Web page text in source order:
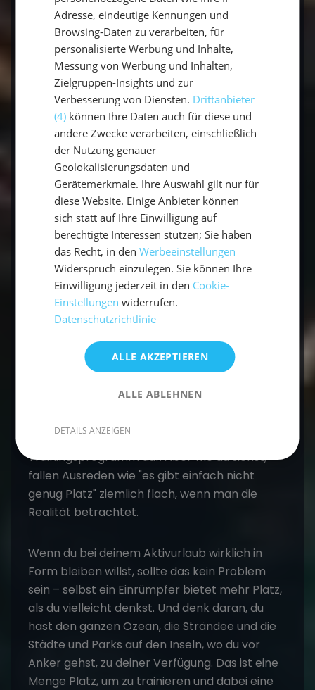
Es ist leicht, das Offensichtliche manchmal zu
vergessen – aber denk daran, nur weil du eine
längere Zeit auf einer Yacht verbringst,
bedeutet das nicht, dass du jeden Tag dein
Training an Bord absolvieren musst.
Wahrscheinlich wirst du während deinem
Sporturlaub am Meer an mehreren Orten vor
Anker gehen. Während dieser Pausen an Land
gibt es für Sie alle möglichen Gelegenheiten,
um zu trainieren. Mach einen Stadtrundgang
oder eine Wanderung in einem Nationalpark.
Fahr Fahrrad oder spiel eine Partie Volleyball.
Fazit: Sport treiben während dem
Segelurlaub Mittelmeer ist einfacher als du
Yachten unternehmen, geben ihr
Trainingsprogramm auf. Aber wie du siehst,
fallen Ausreden wie "es gibt einfach nicht
genug Platz" ziemlich flach, wenn man die
Realität betrachtet.
Wenn du bei deinem Aktivurlaub wirklich in
Form bleiben willst, sollte das kein Problem
sein – selbst ein Einrümpfer bietet mehr Platz,
als du vielleicht denkst. Und denk daran, du
hast den ganzen Ozean, die Strändee und die
Städte und Parks auf den Inseln, wo du vor
Anker gehst, zu deiner Verfügung. Das ist eine
Menge Platz, um zu trainieren und dabei eine
Adresse, eindeutige Kennungen und
Browsing-Daten zu verarbeiten, für
personalisierte Werbung und Inhalte,
Messung von Werbung und Inhalten,
Zielgruppen-Insights und zur
Verbesserung von Diensten. Drittanbieter
(4) können Ihre Daten auch für diese und
andere Zwecke verarbeiten, einschließlich
der Nutzung genauer
Geolokalisierungsdaten und
Gerätemerkmale. Ihre Auswahl gilt nur für
diese Website. Einige Anbieter können
sich statt auf Ihre Einwilligung auf
berechtigte Interessen stützen; Sie haben
das Recht, in denWerbeeinstellungen
Widerspruch einzulegen. Sie können Ihre
Einwilligung jederzeit in den Cookie-
Einstellungen widerrufen.
Datenschutzrichtlinie
ALLE AKZEPTIEREN
ALLE ABLEHNEN
DETAILS ANZEIGEN